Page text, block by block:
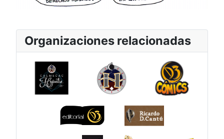
Organizaciones relacionadas